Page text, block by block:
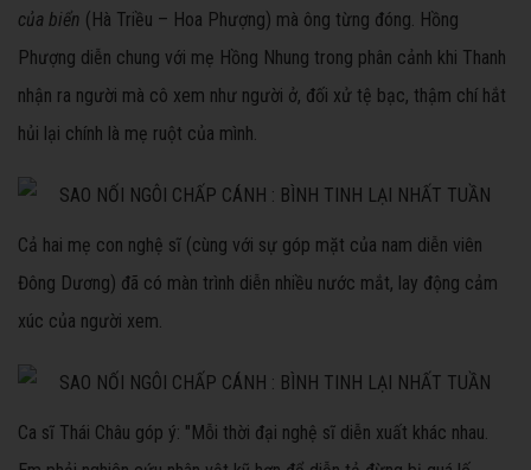
của biển (Hà Triều – Hoa Phượng) mà ông từng đóng. Hồng
Phượng diễn chung với mẹ Hồng Nhung trong phân cảnh khi Thanh
nhận ra người mà cô xem như người ở, đối xử tệ bạc, thậm chí hắt
hủi lại chính là mẹ ruột của mình.
Cả hai mẹ con nghệ sĩ (cùng với sự góp mặt của nam diễn viên
Đông Dương) đã có màn trình diễn nhiều nước mắt, lay động cảm
xúc của người xem.
Ca sĩ Thái Châu góp ý: "Mỗi thời đại nghệ sĩ diễn xuất khác nhau.